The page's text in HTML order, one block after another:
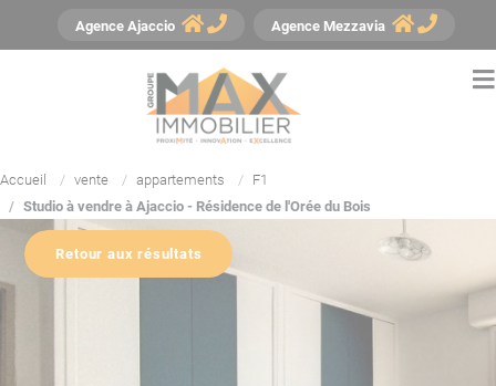
Agence Ajaccio Agence Mezzavia
Accueil vente appartements
F1
Studio à vendre à Ajaccio - Résidence de l'Orée du Bois
Retour aux résultats
Panneau de gestion des cookies